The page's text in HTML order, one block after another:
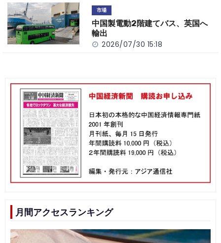
市場
中国製電動2階建てバス、英国へ
輸出
2026/07/30 15:18
月間アクセスランキング